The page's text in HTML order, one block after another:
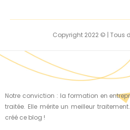
Copyright 2022 © | Tous
Notre conviction : la formation en
traitée. Elle mérite un meilleur
créé ce blog !